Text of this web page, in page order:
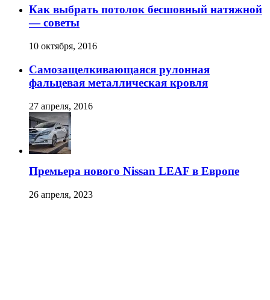
Как выбрать потолок бесшовный натяжной
— советы
10 октября, 2016
Самозащелкивающаяся рулонная
фальцевая металлическая кровля
27 апреля, 2016
Премьера нового Nissan LEAF в Европе
26 апреля, 2023